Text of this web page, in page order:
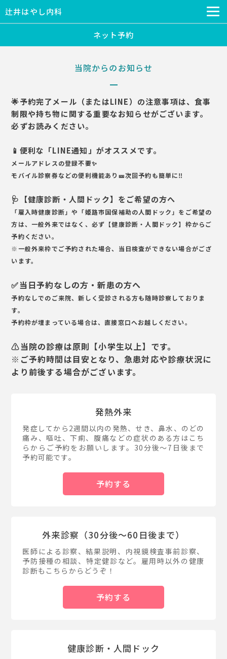
辻井はやし内科
ネット予約
当院からのお知らせ
🌟予約完了メール（またはLINE）の注意事項は、食事
制限や持ち物に関する重要なお知らせがございます。
必ずお読みください。
📱便利な「LINE通知」がオススメです。
メールアドレスの登録不要✨️
モバイル診察券などの便利機能あり🎫次回予約も簡単に‼️
🩺【健康診断・人間ドック】をご希望の方へ
「雇入時健康診断」や「姫路市国保補助の人間ドック」をご希望の
方は、一般外来ではなく、必ず【健康診断・人間ドック】枠からご
予約ください。
※一般外来枠でご予約された場合、当日検査ができない場合がござ
います。
✅当日予約なしの方・新患の方へ
予約なしでのご来院、新しく受診される方も随時診察しておりま
す。
予約枠が埋まっている場合は、直接窓口へお越しください。
⚠️当院の診療は原則【小学生以上】です。
※ご予約時間は目安となり、急患対応や診療状況に
より前後する場合がございます。
発熱外来
発症してから2週間以内の発熱、せき、鼻水、のどの
痛み、嘔吐、下痢、腹痛などの症状のある方はこち
らからご予約をお願いします。30分後〜7日後まで
予約可能です。
予約する
外来診察（30分後〜60日後まで）
医師による診察、結果説明、内視鏡検査事前診察、
予防接種の相談、特定健診など。雇用時以外の健康
診断もこちらからどうぞ！
予約する
健康診断・人間ドック